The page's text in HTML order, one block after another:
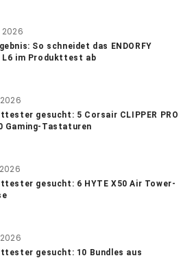
So schneidet das ENDORFY
L6 im Produkttest ab
gesucht: 5 Corsair CLIPPER PRO
Gaming-Tastaturen
gesucht: 6 HYTE X50 Air Tower-
gesucht: 10 Bundles aus